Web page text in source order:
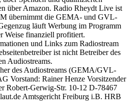
über Amazon. Radio Rheydt Live ist
übernimmt die GEMA- und GVL-
läuft Werbung im Programm
Weise finanziell profitiert.
und Links zum Radiostream
ist nicht Betreiber des
Audiostreams.
des Audiostreams (GEMA/GVL-
Vorstand: Rainer Henze Vorsitzender
Robert-Gerwig-Str. 10-12 D-78467
Amtsgericht Freiburg i.B. HRB